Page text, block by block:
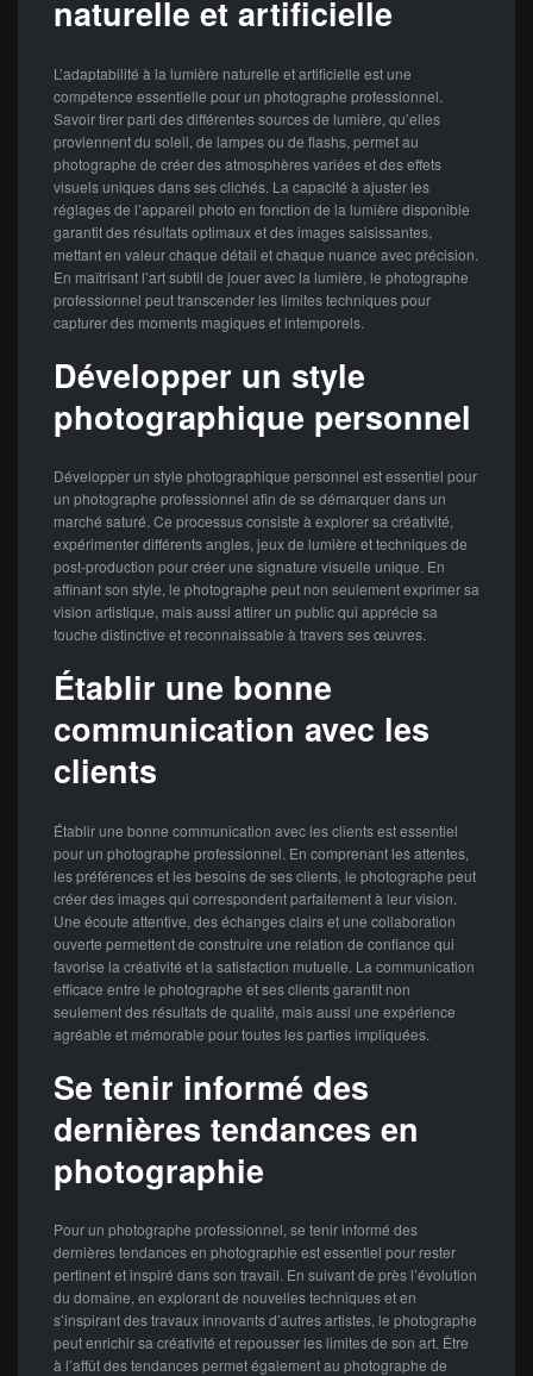
naturelle et artificielle
L’adaptabilité à la lumière naturelle et artificielle est une
compétence essentielle pour un photographe professionnel.
Savoir tirer parti des différentes sources de lumière, qu’elles
proviennent du soleil, de lampes ou de flashs, permet au
photographe de créer des atmosphères variées et des effets
visuels uniques dans ses clichés. La capacité à ajuster les
réglages de l’appareil photo en fonction de la lumière disponible
garantit des résultats optimaux et des images saisissantes,
mettant en valeur chaque détail et chaque nuance avec précision.
En maîtrisant l’art subtil de jouer avec la lumière, le photographe
professionnel peut transcender les limites techniques pour
capturer des moments magiques et intemporels.
Développer un style
photographique personnel
Développer un style photographique personnel est essentiel pour
un photographe professionnel afin de se démarquer dans un
marché saturé. Ce processus consiste à explorer sa créativité,
expérimenter différents angles, jeux de lumière et techniques de
post-production pour créer une signature visuelle unique. En
affinant son style, le photographe peut non seulement exprimer sa
vision artistique, mais aussi attirer un public qui apprécie sa
touche distinctive et reconnaissable à travers ses œuvres.
Établir une bonne
communication avec les
clients
Établir une bonne communication avec les clients est essentiel
pour un photographe professionnel. En comprenant les attentes,
les préférences et les besoins de ses clients, le photographe peut
créer des images qui correspondent parfaitement à leur vision.
Une écoute attentive, des échanges clairs et une collaboration
ouverte permettent de construire une relation de confiance qui
favorise la créativité et la satisfaction mutuelle. La communication
efficace entre le photographe et ses clients garantit non
seulement des résultats de qualité, mais aussi une expérience
agréable et mémorable pour toutes les parties impliquées.
Se tenir informé des
dernières tendances en
photographie
Pour un photographe professionnel, se tenir informé des
dernières tendances en photographie est essentiel pour rester
pertinent et inspiré dans son travail. En suivant de près l’évolution
du domaine, en explorant de nouvelles techniques et en
s’inspirant des travaux innovants d’autres artistes, le photographe
peut enrichir sa créativité et repousser les limites de son art. Être
à l’affût des tendances permet également au photographe de